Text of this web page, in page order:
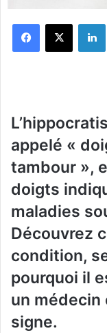
appelé «
tambour »,
doigts
maladies
Découvrez
condition,
pourquoi il
un médecin
signe.